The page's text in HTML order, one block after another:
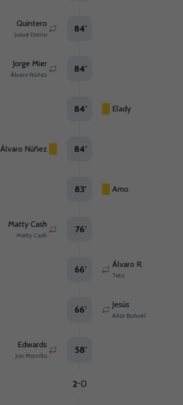
Quintero
Josué Dorrio
84’
Jorge Mier
Álvaro Núñez
84’
Elady
84’
Álvaro Núñez 84’
Amo
83’
Matty Cash
Matty Cash
76’
Álvaro R.
Teto
66’
Jesús
Aitor Buñuel
66’
Edwards
Jon Morcillo
58’
2-0